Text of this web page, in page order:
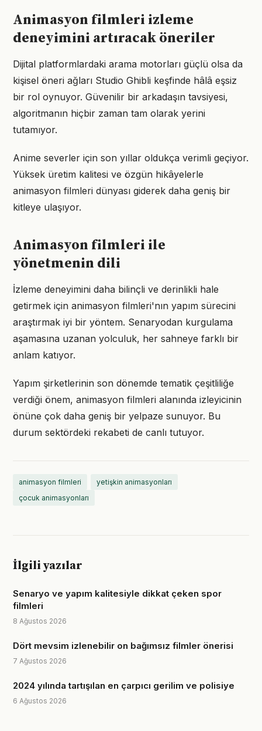
Animasyon filmleri izleme
deneyimini artıracak öneriler
Dijital platformlardaki arama motorları güçlü olsa da
kişisel öneri ağları Studio Ghibli keşfinde hâlâ eşsiz
bir rol oynuyor. Güvenilir bir arkadaşın tavsiyesi,
algoritmanın hiçbir zaman tam olarak yerini
tutamıyor.
Anime severler için son yıllar oldukça verimli geçiyor.
Yüksek üretim kalitesi ve özgün hikâyelerle
animasyon filmleri dünyası giderek daha geniş bir
kitleye ulaşıyor.
Animasyon filmleri ile
yönetmenin dili
İzleme deneyimini daha bilinçli ve derinlikli hale
getirmek için animasyon filmleri'nın yapım sürecini
araştırmak iyi bir yöntem. Senaryodan kurgulama
aşamasına uzanan yolculuk, her sahneye farklı bir
anlam katıyor.
Yapım şirketlerinin son dönemde tematik çeşitliliğe
verdiği önem, animasyon filmleri alanında izleyicinin
önüne çok daha geniş bir yelpaze sunuyor. Bu
durum sektördeki rekabeti de canlı tutuyor.
animasyon filmleri
yetişkin animasyonları
çocuk animasyonları
İlgili yazılar
Senaryo ve yapım kalitesiyle dikkat çeken spor
filmleri
8 Ağustos 2026
Dört mevsim izlenebilir on bağımsız filmler önerisi
7 Ağustos 2026
2024 yılında tartışılan en çarpıcı gerilim ve polisiye
6 Ağustos 2026